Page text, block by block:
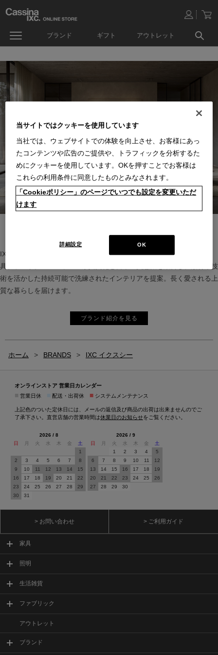
ブランド ギフト アウトレット
IXC（イクスシー）は、”Emotional Minimalism”を掲げるグローバル家
具ブランド。ヨーロッパの家具文化と日本の美意識を融合し、素材や技
術を活かした持続可能で洗練されたインテリアを提案。長く愛される上
質な暮らしを届けます。
ブランド紹介を見る
ホーム > BRANDS > IXC イクスシー
オンラインストア 営業日カレンダー
営業日休 配送・出荷休 ■ システムメンテナンス
上記色のついた定休日には、メールの返信及び商品の出荷は出来ませんのでご
了承下さい。直営店舗の営業時間は休業日のお知らせをご覧ください。
2026 / 8
日
月 火 水 木 金
土
1
2
3 4 5 6 7
8
9
10 11 12 13 14
15
16
17 18 19 20 21
22
23
24 25 26 27 28
29
30
31
2026 / 9
日
月 火 水 木 金
土
1
2 3 4
5
6
7 8 9 10 11
12
13
14 15 16 17 18
19
20
21 22 23 24 25
26
27
28 29 30
> お問い合わせ > ご利用ガイド
家具
照明
生活雑貨
ファブリック
アウトレット
ブランド
当サイトではクッキーを使用しています
当社では、ウェブサイトでの体験を向上させ、お客様にあっ
たコンテンツや広告のご提供や、トラフィックを分析するた
めにクッキーを使用しています。OKを押すことでお客様は
これらの利用条件に同意したものとみなされます。
「Cookieポリシー」のページでいつでも設定を変更いただ
けます
OK
詳細設定